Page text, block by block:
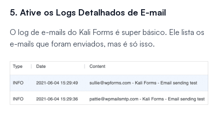
5. Ative os Logs Detalhados de E-mail
O log de e-mails do Kali Forms é super básico. Ele lista os
e-mails que foram enviados, mas é só isso.